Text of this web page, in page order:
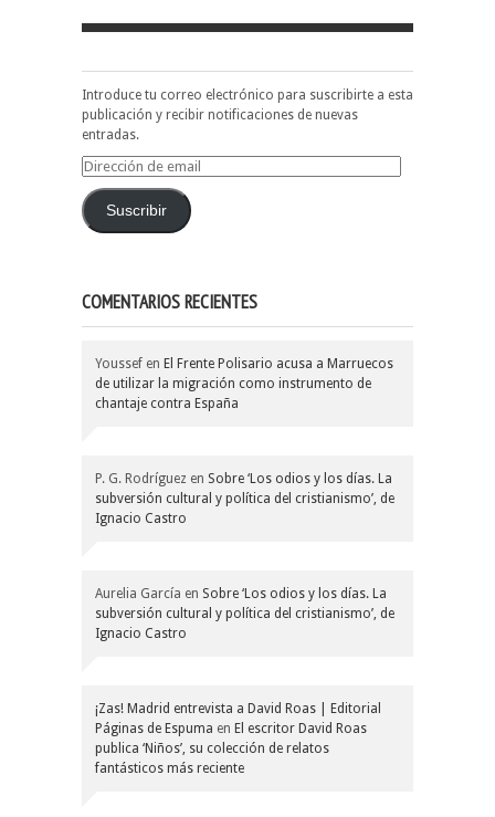
Introduce tu correo electrónico para suscribirte a esta
publicación y recibir notificaciones de nuevas
entradas.
Dirección
emailSuscribir
COMENTARIOS RECIENTES
Youssef en El Frente Polisario acusa a Marruecos
de utilizar la migración como instrumento de
chantaje contra España
P. G. Rodríguez en Sobre ‘Los odios y los días. La
subversión cultural y política del cristianismo’, de
Ignacio Castro
Aurelia García en Sobre ‘Los odios y los días. La
subversión cultural y política del cristianismo’, de
Ignacio Castro
¡Zas! Madrid entrevista a David Roas | Editorial
Páginas de Espuma en El escritor David Roas
publica ‘Niños’, su colección de relatos
fantásticos más reciente